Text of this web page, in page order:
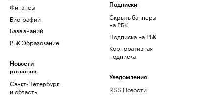
Финансы
Биографии
База знаний
РБК Образование
Новости
регионов
Санкт-Петербург
и область
Подписки
Скрыть баннеры
на РБК
Подписка на РБК
Корпоративная
подписка
Уведомления
RSS Новости